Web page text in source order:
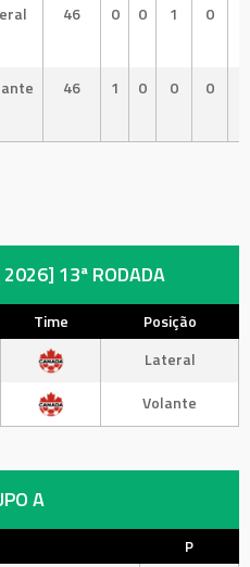
46 0 0 1 0
46 1 0 0 0
2026] 13ª RODADA
Time
Posição
Lateral
Volante
A
P